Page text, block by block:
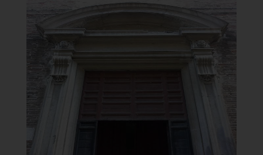
Chiesa Madonna del Carmine